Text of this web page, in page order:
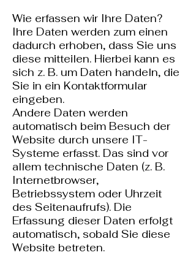
Wie erfassen wir Ihre Daten?
Ihre Daten werden zum einen
dadurch erhoben, dass Sie uns
diese mitteilen. Hierbei kann es
sich z. B. um Daten handeln, die
Sie in ein Kontaktformular
eingeben.
Andere Daten werden
automatisch beim Besuch der
Website durch unsere IT-
Systeme erfasst. Das sind vor
allem technische Daten (z. B.
Internetbrowser,
Betriebssystem oder Uhrzeit
des Seitenaufrufs). Die
Erfassung dieser Daten erfolgt
automatisch, sobald Sie diese
Website betreten.